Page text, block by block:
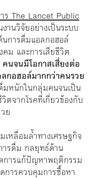
The Lancet Public
านวิจัยอย่างเป็นระบบ
การดื่มแอลกอฮอล์
ม และการเสียชีวิต
คนจนมีโอกาสเสี่ยงต่อ
กอฮอล์มากกว่าคนรวย
มหนักในกลุ่มคนจนเป็น
จากโรคที่เกี่ยวข้องกับ
ย
เหลื่อมล้ำทางเศรษฐกิจ
ารดื่ม กลยุทธ์ด้าน
การแก้ปัญหาพฤติกรรม
การควบคุมการซื้อหา